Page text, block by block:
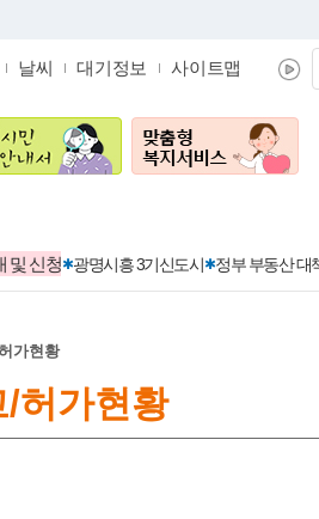
날씨 대기정보 사이트맵
및 신청 광명시흥 3기신도시 정부 부동산 대
정
있는 증명
정
리
회장학회 장학금
신청
문화관광
착
가현황
허가현황